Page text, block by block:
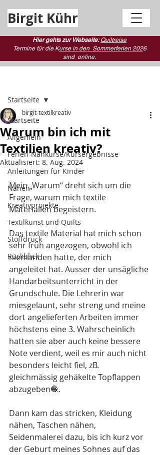
Birgit Kühr
Hier gehts zur Webseite:Quiltreise
Termine für die Kurse in den Sommerferien 2026
sind online.
Startseite
Allgemein
Ferien-Nähkurse/Kursergebnisse
Anleitungen für Kinder
Nähen
Kreativprojekte
Textilkunst und Quilts
Stoffdruck
Rückblick
Startseite
Warum bin ich mit
Textilien kreativ?
birgit-textilkreativ
Aktualisiert: 8. Aug. 2024
Mein „Warum“ dreht sich um die
Frage, warum mich textile
Materialien begeistern.
Das textile Material hat mich schon
sehr früh angezogen, obwohl ich
niemanden hatte, der mich
angeleitet hat. Ausser der unsägliche
Handarbeitsunterricht in der
Grundschule. Die Lehrerin war
miesgelaunt, sehr streng und meine
dort angelieferten Arbeiten immer
höchstens eine 3. Wahrscheinlich
hatten sie aber auch keine bessere
Note verdient, weil es mir auch nicht
besonders leicht fiel, zB.
gleichmässig gehäkelte Topflappen
abzugeben🧶.
Dann kam das stricken, Kleidung
nähen, Taschen nähen,
Seidenmalerei dazu, bis ich kurz vor
der Geburt meines Sohnes auf das